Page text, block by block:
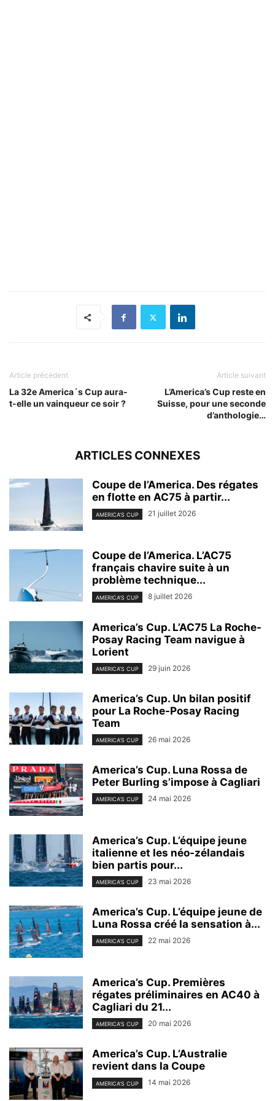
Article précédent
La 32e America´s Cup aura-
t-elle un vainqueur ce soir ?
Article suivant
L’America’s Cup reste en
Suisse, pour une seconde
d’anthologie…
ARTICLES CONNEXES
Coupe de l’America. Des régates
en flotte en AC75 à partir...
AMERICA'S CUP 21 juillet 2026
Coupe de l’America. L’AC75
français chavire suite à un
problème technique...
AMERICA'S CUP 8 juillet 2026
America’s Cup. L’AC75 La Roche-
Posay Racing Team navigue à
Lorient
AMERICA'S CUP 29 juin 2026
America’s Cup. Un bilan positif
pour La Roche-Posay Racing
Team
AMERICA'S CUP 26 mai 2026
America’s Cup. Luna Rossa de
Peter Burling s’impose à Cagliari
AMERICA'S CUP 24 mai 2026
America’s Cup. L’équipe jeune
italienne et les néo-zélandais
bien partis pour...
AMERICA'S CUP 23 mai 2026
America’s Cup. L’équipe jeune de
Luna Rossa créé la sensation à...
AMERICA'S CUP 22 mai 2026
America’s Cup. Premières
régates préliminaires en AC40 à
Cagliari du 21...
AMERICA'S CUP 20 mai 2026
America’s Cup. L’Australie
revient dans la Coupe
AMERICA'S CUP 14 mai 2026